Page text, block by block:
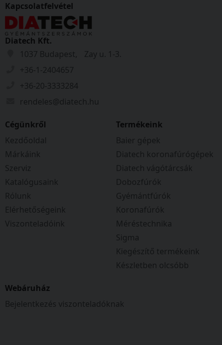
Kapcsolatfelvétel
Diatech Kft.
1037 Budapest, Zay u. 1-3.
+36-1-2404657
+36-20-3333284
rendeles@diatech.hu
Cégünkről
Kezdőoldal
Márkáink
Szerviz
Katalógusaink
Rólunk
Elérhetőségeink
Viszonteladóink
Termékeink
Baier gépek
Diatech koronafúrógépek
Diatech vágótárcsák
Dobozfúrók
Gyémántfúrók
Koronafúrók
Méréstechnika
Sigma
Kiegészítő termékeink
Készletben olcsóbb
Webáruház
Bejelentkezés viszonteladóknak